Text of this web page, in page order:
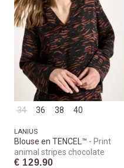
34 36 38 40
LANIUS
Blouse en TENCEL™
Print
animal stripes chocolate
€ 129.90